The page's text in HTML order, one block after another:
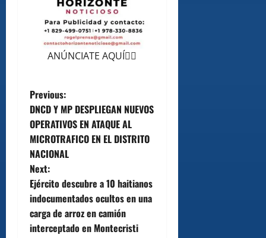
ANÚNCIATE AQUÍ👆🏻
P
o
s
t
n
a
Previous:
DNCD Y MP DESPLIEGAN NUEVOS
OPERATIVOS EN ATAQUE AL
MICROTRAFICO EN EL DISTRITO
NACIONAL
Next:
Ejército descubre a 10 haitianos
indocumentados ocultos en una
carga de arroz en camión
interceptado en Montecristi